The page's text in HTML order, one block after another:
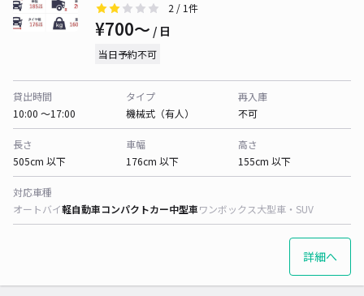
2 / 1件
¥700〜 / 日
当日予約不可
貸出時間
10:00 〜17:00
タイプ
機械式（有人）
再入庫
不可
長さ
505cm 以下
車幅
176cm 以下
高さ
155cm 以下
対応車種
オートバイ軽自動車コンパクトカー中型車ワンボックス大型車・SUV
詳細へ